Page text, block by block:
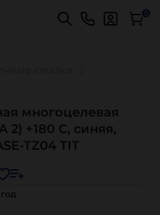
Подробнее 0
многоцелевая
2) +180 С, синяя,
TZ04 TIT